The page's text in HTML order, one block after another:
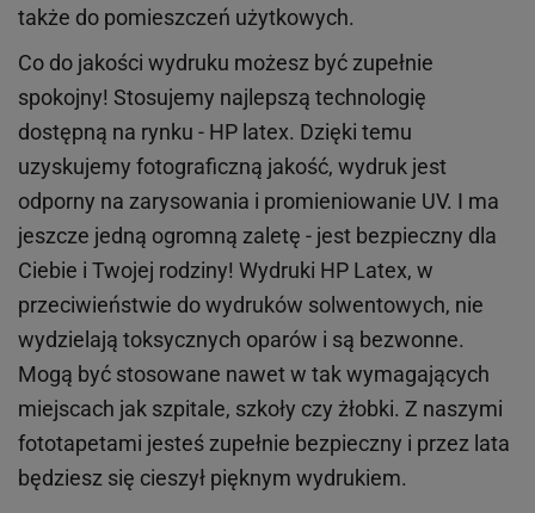
także do pomieszczeń użytkowych.
Co do jakości wydruku możesz być zupełnie
spokojny! Stosujemy najlepszą technologię
dostępną na rynku - HP latex. Dzięki temu
uzyskujemy fotograficzną jakość, wydruk jest
odporny na zarysowania i promieniowanie UV. I ma
jeszcze jedną ogromną zaletę - jest bezpieczny dla
Ciebie i Twojej rodziny! Wydruki HP Latex, w
przeciwieństwie do wydruków solwentowych, nie
wydzielają toksycznych oparów i są bezwonne.
Mogą być stosowane nawet w tak wymagających
miejscach jak szpitale, szkoły czy żłobki. Z naszymi
fototapetami jesteś zupełnie bezpieczny i przez lata
będziesz się cieszył pięknym wydrukiem.